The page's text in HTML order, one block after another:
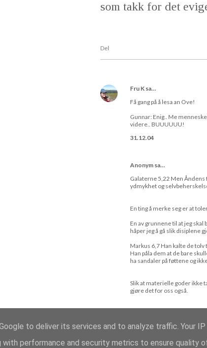
som takk for det
Del
Fru K sa…
Få gang på å lesa an Ove!
Gunnar: Enig.. Me
videre.. BUUUUUU!
31.12.04
Anonym sa…
Galaterne 5,22 Men
ydmykhet og
En ting å merke seg er at
En av grunnene til at jeg
håper jeg å gå slik disiplene
Markus 6,7 Han kalte de tolv
Han påla dem at de bare
ha sandaler på føttene og
Slik at materielle goder ikke
gjøre det for oss også.
7.1.07
to deliver its services and to analyze traffic. Your
with performance and security metrics to ensure quality